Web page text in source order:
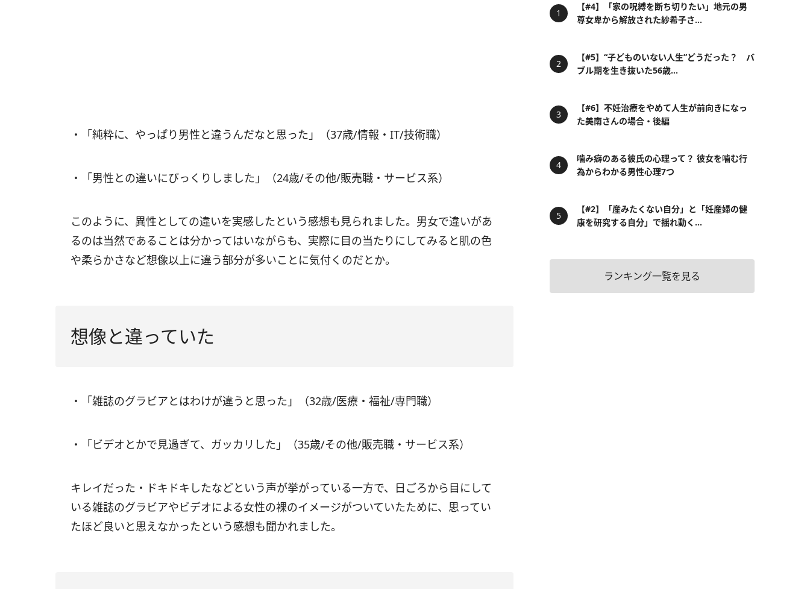
・「純粋に、やっぱり男性と違うんだなと思った」（37歳/情報・IT/技術職）
・「男性との違いにびっくりしました」（24歳/その他/販売職・サービス系）
このように、異性としての違いを実感したという感想も見られました。男女で違いがあ
るのは当然であることは分かってはいながらも、実際に目の当たりにしてみると肌の色
や柔らかさなど想像以上に違う部分が多いことに気付くのだとか。
想像と違っていた
・「雑誌のグラビアとはわけが違うと思った」（32歳/医療・福祉/専門職）
・「ビデオとかで見過ぎて、ガッカリした」（35歳/その他/販売職・サービス系）
キレイだった・ドキドキしたなどという声が挙がっている一方で、日ごろから目にして
いる雑誌のグラビアやビデオによる女性の裸のイメージがついていたために、思ってい
たほど良いと思えなかったという感想も聞かれました。
【#4】「家の呪縛を断ち切りたい」地元の男
尊女卑から解放された紗希子さ...
【#5】“子どものいない人生”どうだった？ バ
ブル期を生き抜いた56歳...
【#6】不妊治療をやめて人生が前向きになっ
た美南さんの場合・後編
噛み癖のある彼氏の心理って？ 彼女を噛む行
為からわかる男性心理7つ
【#2】「産みたくない自分」と「妊産婦の健
康を研究する自分」で揺れ動く...
ランキング一覧を見る